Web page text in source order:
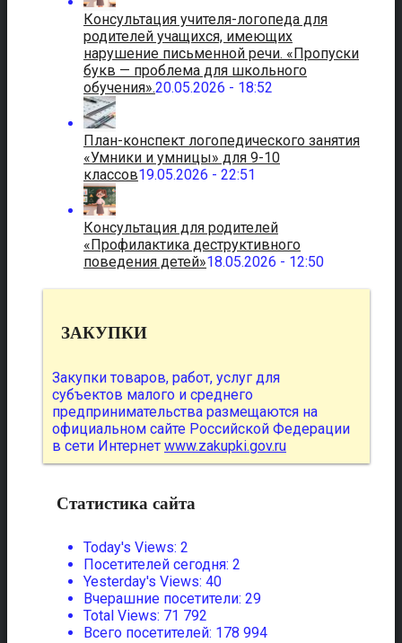
Консультация учителя-логопеда для
родителей учащихся, имеющих
нарушение письменной речи. «Пропуски
букв — проблема для школьного
обучения».20.05.2026 - 18:52
План-конспект логопедического занятия
«Умники и умницы» для 9-10
классов19.05.2026 - 22:51
Консультация для родителей
«Профилактика деструктивного
поведения детей»18.05.2026 - 12:50
ЗАКУПКИ
Закупки товаров, работ, услуг для
субъектов малого и среднего
предпринимательства размещаются на
официальном сайте Российской Федерации
в сети Интернет www.zakupki.gov.ru
Статистика сайта
Today's Views: 2
Посетителей сегодня: 2
Yesterday's Views: 40
Вчерашние посетители: 29
Total Views: 71 792
Всего посетителей: 178 994